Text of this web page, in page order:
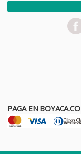
PAGA EN